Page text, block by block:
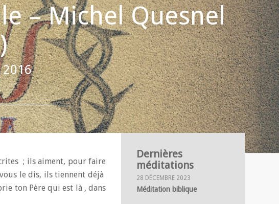
– Michel Quesnel
2016
; ils aiment, pour faire
le dis, ils tiennent déjà
ton Père qui est là , dans
Dernières
méditations
28 DÉCEMBRE 2023
Méditation biblique